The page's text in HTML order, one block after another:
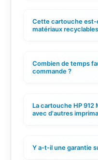
Cette cartouche est-
matériaux
Combien de temps
commande ?
La cartouche HP
avec d'autres
Y a-t-il une garantie